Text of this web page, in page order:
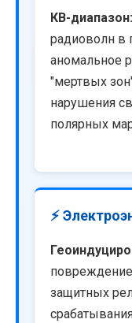
КВ-диапазон:
радиоволн в
аномальное
"мертвых
нарушения
полярных
⚡
защитных